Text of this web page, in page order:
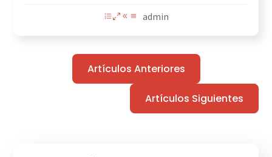
admin
Artículos Anteriores
Artículos Siguientes